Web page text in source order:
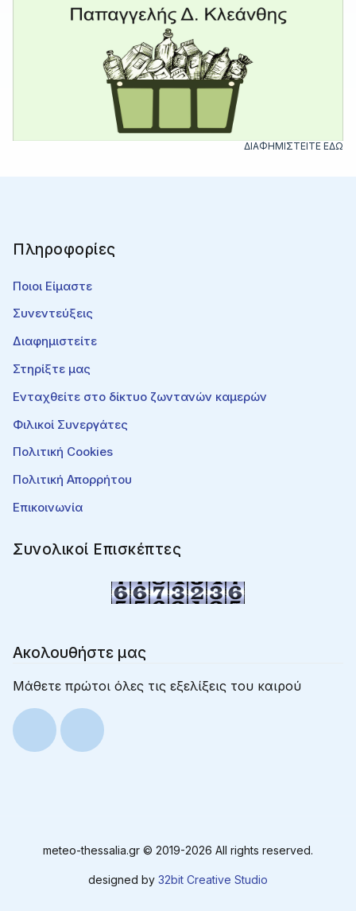
ΔΙΑΦΗΜΙΣΤΕΙΤΕ ΕΔΩ
Πληροφορίες
Ποιοι Είμαστε
Συνεντεύξεις
Διαφημιστείτε
Στηρίξτε μας
Ενταχθείτε στο δίκτυο ζωντανών καμερών
Φιλικοί Συνεργάτες
Πολιτική Cookies
Πολιτική Απορρήτου
Επικοινωνία
Συνολικοί Επισκέπτες
Ακολουθήστε μας
Μάθετε πρώτοι όλες τις εξελίξεις του καιρού
meteo-thessalia.gr © 2019-2026 All rights reserved.
designed by 32bit Creative Studio